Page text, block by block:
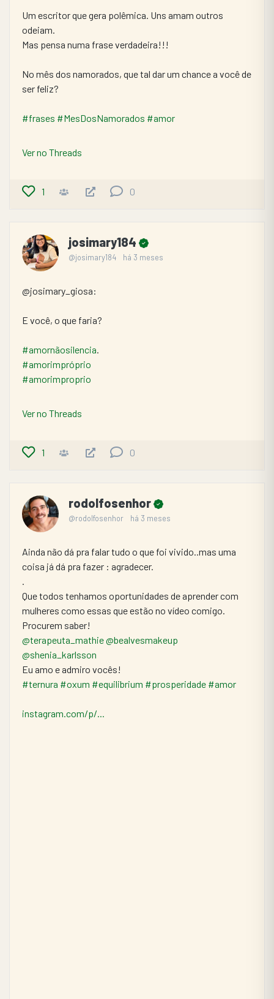
Um escritor que gera polêmica. Uns amam outros
odeiam.
Mas pensa numa frase verdadeira!!!
No mês dos namorados, que tal dar um chance a você de
ser feliz?
#frases #MesDosNamorados #amor
Ver no Threads
1 0
josimary184
@josimary184 há 3 meses
@josimary_giosa:
E você, o que faria?
#amornãosilencia
#amorimpróprio
#amorimproprio
Ver no Threads
1 0
rodolfosenhor
@rodolfosenhor há 3 meses
Ainda não dá pra falar tudo o que foi vivido..mas uma
coisa já dá pra fazer : agradecer.
Que todos tenhamos oportunidades de aprender com
mulheres como essas que estão no vídeo comigo.
Procurem saber!
@terapeuta_mathie@bealvesmakeup
@shenia_karlsson
Eu amo e admiro vocês!
#ternura #oxum #equilibrium #prosperidade #amor
instagram.com/p/...